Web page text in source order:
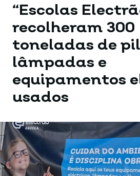
“Escolas
recolheram 300
toneladas de
lâmpadas e
equipamentos
usados